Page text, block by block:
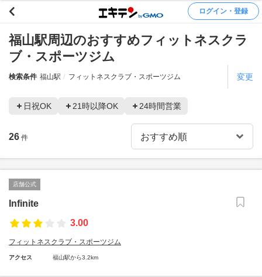
ログイン・登録
福山駅周辺のおすすめフィットネスクラ
ブ・スポーツジム
検索条件 福山駅 フィットネスクラブ・スポーツジム 変更
日祝OK 21時以降OK 24時間営業
26 件
店舗公式
Infinite
3.00
フィットネスクラブ・スポーツジム
アクセス 福山駅から3.2km